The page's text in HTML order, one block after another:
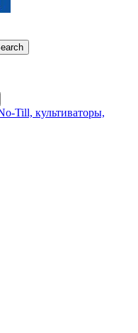
Till, культиваторы,